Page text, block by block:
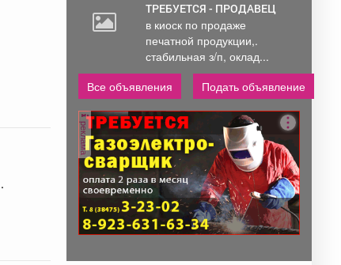
ТРЕБУЕТСЯ - ПРОДАВЕЦ
в киоск по продаже
печатной продукции,.
стабильная з/п, оклад...
Все объявления
Подать объявление
реклама